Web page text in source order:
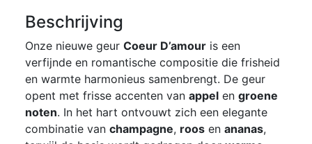
Beschrijving
Onze nieuwe geur Coeur D’amouris een
verfijnde en romantische compositie die frisheid
en warmte harmonieus samenbrengt. De geur
opent met frisse accenten van appelen groene
noten. In het hart ontvouwt zich een elegante
combinatie van champagne, roosen ananas,